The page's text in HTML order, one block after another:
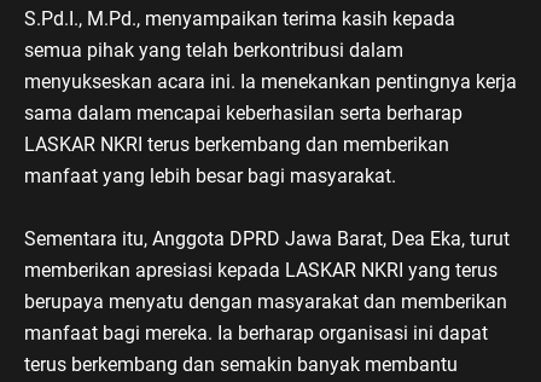
S.Pd.I., M.Pd., menyampaikan terima kasih kepada
semua pihak yang telah berkontribusi dalam
menyukseskan acara ini. Ia menekankan pentingnya kerja
sama dalam mencapai keberhasilan serta berharap
LASKAR NKRI terus berkembang dan memberikan
manfaat yang lebih besar bagi masyarakat.
Sementara itu, Anggota DPRD Jawa Barat, Dea Eka, turut
memberikan apresiasi kepada LASKAR NKRI yang terus
berupaya menyatu dengan masyarakat dan memberikan
manfaat bagi mereka. Ia berharap organisasi ini dapat
terus berkembang dan semakin banyak membantu